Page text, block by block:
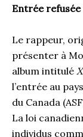
Entrée refusée
Le rappeur,
présenter à
album intitulé X
l’entrée au
du Canada
La loi
individus